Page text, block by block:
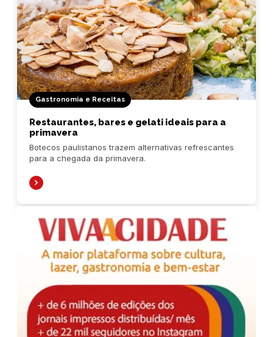
Gastronomia e Receitas
Restaurantes, bares e gelati ideais para a
primavera
Botecos paulistanos trazem alternativas refrescantes
para a chegada da primavera.